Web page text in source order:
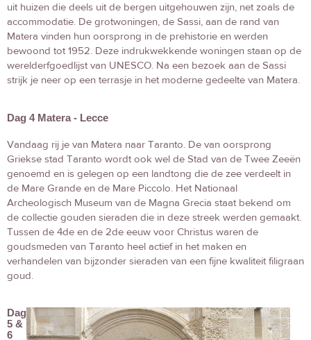
uit huizen die deels uit de bergen uitgehouwen zijn, net zoals de
accommodatie. De grotwoningen, de Sassi, aan de rand van
Matera vinden hun oorsprong in de prehistorie en werden
bewoond tot 1952. Deze indrukwekkende woningen staan op de
werelderfgoedlijst van UNESCO. Na een bezoek aan de Sassi
strijk je neer op een terrasje in het moderne gedeelte van Matera.
Dag 4 Matera - Lecce
Vandaag rij je van Matera naar Taranto. De van oorsprong
Griekse stad Taranto wordt ook wel de Stad van de Twee Zeeën
genoemd en is gelegen op een landtong die de zee verdeelt in
de Mare Grande en de Mare Piccolo. Het Nationaal
Archeologisch Museum van de Magna Grecia staat bekend om
de collectie gouden sieraden die in deze streek werden gemaakt.
Tussen de 4de en de 2de eeuw voor Christus waren de
goudsmeden van Taranto heel actief in het maken en
verhandelen van bijzonder sieraden van een fijne kwaliteit filigraan
goud.
Dag
5 &
6